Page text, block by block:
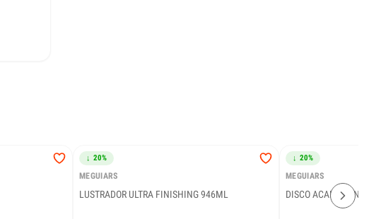
↓ 20%
MEGUIARS
LUSTRADOR ULTRA FINISHING 946ML
↓ 20%
MEGUIARS
DISCO ACABAMENTO